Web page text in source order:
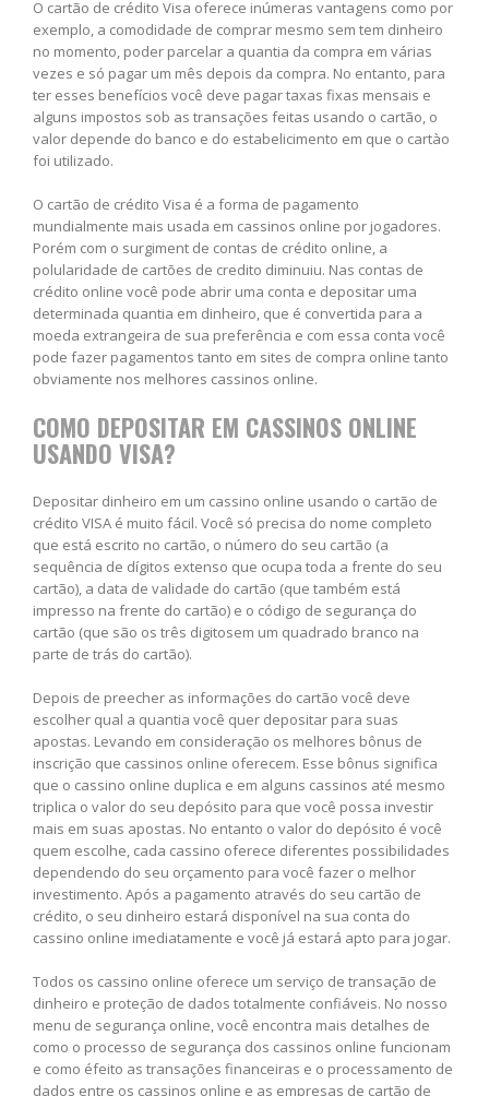
O cartão de crédito Visa oferece inúmeras vantagens como por
exemplo, a comodidade de comprar mesmo sem tem dinheiro
no momento, poder parcelar a quantia da compra em várias
vezes e só pagar um mês depois da compra. No entanto, para
ter esses benefícios você deve pagar taxas fixas mensais e
alguns impostos sob as transações feitas usando o cartão, o
valor depende do banco e do estabelicimento em que o cartào
foi utilizado.
O cartão de crédito Visa é a forma de pagamento
mundialmente mais usada em cassinos online por jogadores.
Porém com o surgiment de contas de crédito online, a
polularidade de cartões de credito diminuiu. Nas contas de
crédito online você pode abrir uma conta e depositar uma
determinada quantia em dinheiro, que é convertida para a
moeda extrangeira de sua preferência e com essa conta você
pode fazer pagamentos tanto em sites de compra online tanto
obviamente nos melhores cassinos online.
COMO DEPOSITAR EM CASSINOS ONLINE
USANDO VISA?
Depositar dinheiro em um cassino online usando o cartão de
crédito VISA é muito fácil. Você só precisa do nome completo
que está escrito no cartão, o número do seu cartão (a
sequência de dígitos extenso que ocupa toda a frente do seu
cartão), a data de validade do cartão (que também está
impresso na frente do cartão) e o código de segurança do
cartão (que são os três digitosem um quadrado branco na
parte de trás do cartão).
Depois de preecher as informações do cartão você deve
escolher qual a quantia você quer depositar para suas
apostas. Levando em consideração os melhores bônus de
inscrição que cassinos online oferecem. Esse bônus significa
que o cassino online duplica e em alguns cassinos até mesmo
triplica o valor do seu depósito para que você possa investir
mais em suas apostas. No entanto o valor do depósito é você
quem escolhe, cada cassino oferece diferentes possibilidades
dependendo do seu orçamento para você fazer o melhor
investimento. Após a pagamento através do seu cartão de
crédito, o seu dinheiro estará disponível na sua conta do
cassino online imediatamente e você já estará apto para jogar.
Todos os cassino online oferece um serviço de transação de
dinheiro e proteção de dados totalmente confiáveis. No nosso
menu de segurança online, você encontra mais detalhes de
como o processo de segurança dos cassinos online funcionam
e como éfeito as transações financeiras e o processamento de
dados entre os cassinos online e as empresas de cartão de